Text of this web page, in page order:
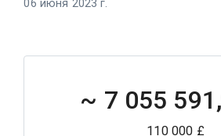
06 июня 2023 г.
~ 7 055
110 000 £